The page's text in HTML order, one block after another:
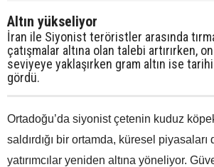
Altın yükseliyor
İran ile Siyonist teröristler arasında
çatışmalar altına olan talebi artırırken,
seviyeye yaklaşırken gram altın ise
gördü.
Ortadoğu’da siyonist çetenin kuduz
saldırdığı bir ortamda, küresel
yatırımcılar yeniden altına yöneliyor.